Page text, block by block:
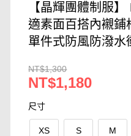
【晶輝團體制服
適素面百搭內襯鋪
單件式防風防潑水
NT$1,300
NT$1,180
尺寸
XS S M